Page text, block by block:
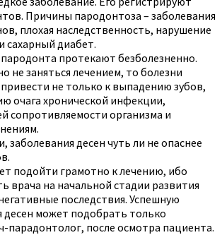
Причины пародонтоза – заболевания
плохая наследственность, нарушение
сахарный диабет.
протекают безболезненно.
не заняться лечением, то болезни
не только к выпадению зубов,
очага хронической инфекции,
сопротивляемости организма и
заболевания десен чуть ли не опаснее
подойти грамотно к лечению, ибо
врача на начальной стадии развития
последствия. Успешную
десен может подобрать только
парадонтолог, после осмотра пациента.